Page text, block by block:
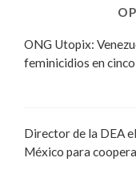
ONG Utopix:
feminicidios en
Director de la DEA
México para